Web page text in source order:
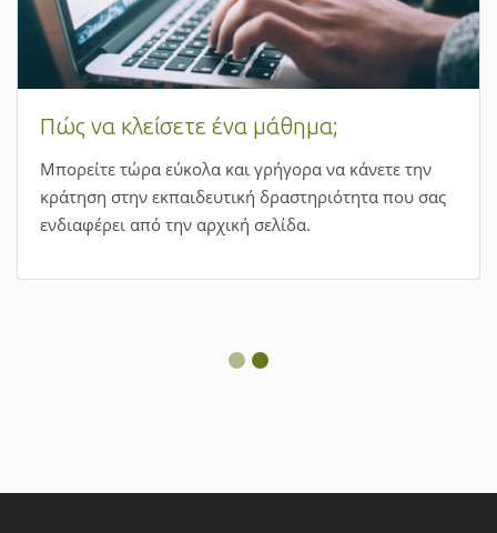
Πώς να κλείσετε ένα μάθημα;
Μπορείτε τώρα εύκολα και γρήγορα να κάνετε την
κράτηση στην εκπαιδευτική δραστηριότητα που σας
ενδιαφέρει από την αρχική σελίδα.